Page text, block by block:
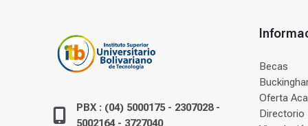
PBX : (04) 5000175 - 2307028 -
5002164 - 3727040
Becas
Oferta
Directorio